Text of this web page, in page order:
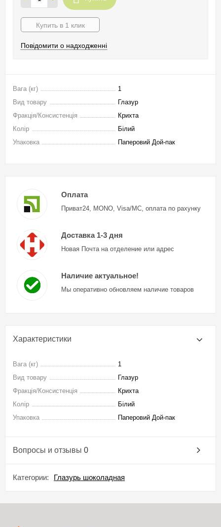
Купить в 1 клик
Повідомити о надходженні
Вага (кг)
1
Вид товару
Глазур
Фракція/Консистенція
Крихта
Колір
Білий
Упаковка
Паперовий Дой-пак
Оплата
Приват24, MONO, Visa/MC, оплата по рахунку
Доставка 1-3 дня
Новая Почта на отделение или адрес
Наличие актуальное!
Мы оперативно обновляем наличие товаров
Характеристики
Вага (кг)
1
Вид товару
Глазур
Фракція/Консистенція
Крихта
Колір
Білий
Упаковка
Паперовий Дой-пак
Вопросы и отзывы 0
Категории: Глазурь шоколадная